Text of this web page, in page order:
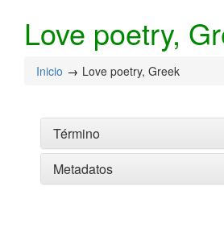
Love poetry,
Inicio Love poetry, Greek
Término
Metadatos